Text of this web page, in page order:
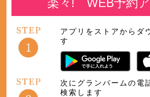
楽々! WEB予約ア
アプリをストアからダ
す
次にグランパームの電
検索します